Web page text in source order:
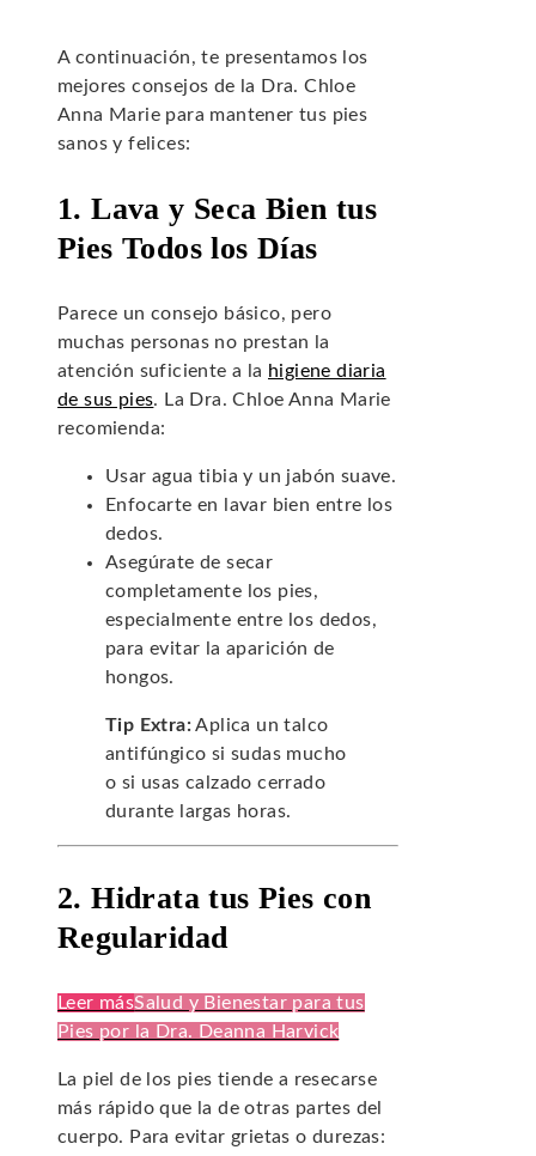
A continuación, te presentamos los
mejores consejos de la Dra. Chloe
Anna Marie para mantener tus pies
sanos y felices:
1. Lava y Seca Bien tus
Pies Todos los Días
Parece un consejo básico, pero
muchas personas no prestan la
atención suficiente a la higiene diaria
de sus pies. La Dra. Chloe Anna Marie
recomienda:
Usar agua tibia y un jabón suave.
Enfocarte en lavar bien entre los
dedos.
Asegúrate de secar
completamente los pies,
especialmente entre los dedos,
para evitar la aparición de
hongos.
Tip Extra:Aplica un talco
antifúngico si sudas mucho
o si usas calzado cerrado
durante largas horas.
2. Hidrata tus Pies con
Regularidad
Leer másSalud y Bienestar para tus
Pies por la Dra. Deanna Harvick
La piel de los pies tiende a resecarse
más rápido que la de otras partes del
cuerpo. Para evitar grietas o durezas: